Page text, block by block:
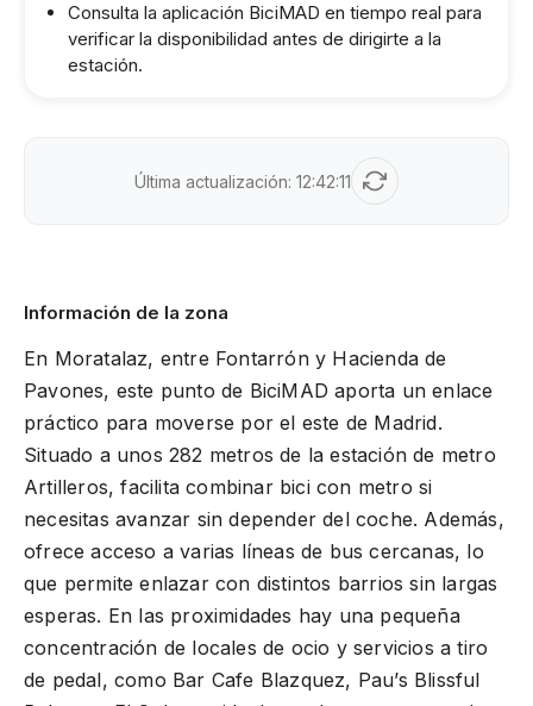
Consulta la aplicación BiciMAD en tiempo real para
verificar la disponibilidad antes de dirigirte a la
estación.
Última actualización: 12:42:11
Información de la zona
En Moratalaz, entre Fontarrón y Hacienda de
Pavones, este punto de BiciMAD aporta un enlace
práctico para moverse por el este de Madrid.
Situado a unos 282 metros de la estación de metro
Artilleros, facilita combinar bici con metro si
necesitas avanzar sin depender del coche. Además,
ofrece acceso a varias líneas de bus cercanas, lo
que permite enlazar con distintos barrios sin largas
esperas. En las proximidades hay una pequeña
concentración de locales de ocio y servicios a tiro
de pedal, como Bar Cafe Blazquez, Pau’s Blissful